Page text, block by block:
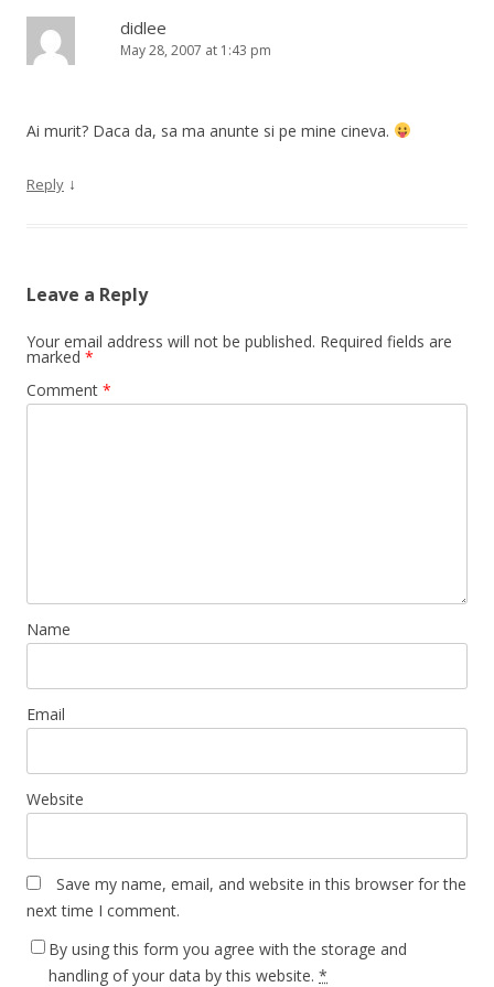
didlee
May 28, 2007 at 1:43 pm
Ai murit? Daca da, sa ma anunte si pe mine cineva.
Reply ↓
Leave a Reply
Your email address will not be published. Required fields are
marked *
Comment *
Name
Email
Website
Save my name, email, and website in this browser for the
next time I comment.
By using this form you agree with the storage and
handling of your data by this website. *